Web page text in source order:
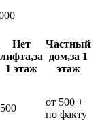
Нет
лифта,за
1 этаж
Частный
дом,за 1
этаж
500
от 500 +
по факту